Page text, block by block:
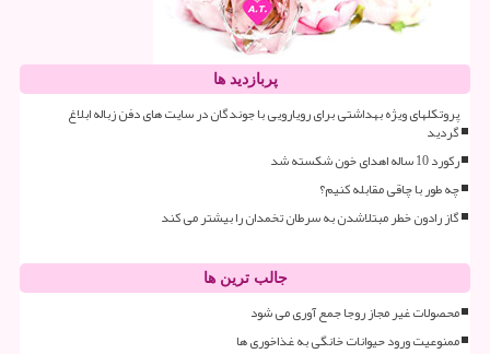
پربازدید ها
پروتکلهای ویژه بهداشتی برای رویارویی با جوندگان در سایت های دفن زباله ابلاغ
گردید
رکورد 10 ساله اهدای خون شکسته شد
چه طور با چاقی مقابله کنیم؟
گاز رادون خطر مبتلاشدن به سرطان تخمدان را بیشتر می کند
جالب ترین ها
محصولات غیر مجاز روجا جمع آوری می شود
ممنوعیت ورود حیوانات خانگی به غذاخوری ها